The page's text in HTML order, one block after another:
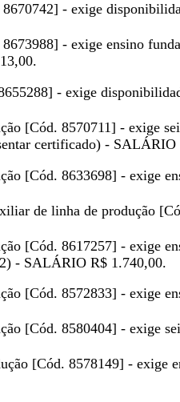
- exige
- exige ensino
- exige
[Cód. 8570711] - exige
certificado) - SALÁRIO
[Cód. 8633698] - exige
de linha de produção
[Cód. 8617257] - exige
- SALÁRIO R$ 1.740,00.
[Cód. 8572833] - exige
[Cód. 8580404] - exige
[Cód. 8578149] - exige